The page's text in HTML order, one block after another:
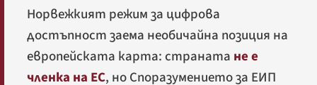
Норвежкият режим за цифрова
достъпност заема необичайна позиция на
европейската карта: страната не е
членка на ЕС, но Споразумението за ЕИП